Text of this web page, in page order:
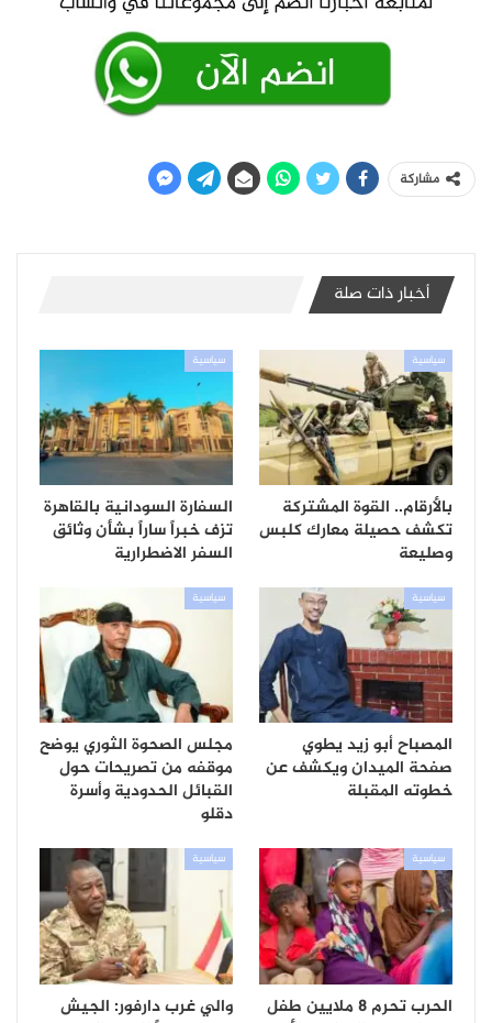
مشاركة
أخبار ذات صلة
سياسية
بالأرقام.. القوة المشتركة
تكشف حصيلة معارك كلبس
وصليعة
سياسية
السفارة السودانية بالقاهرة
تزف خبراً ساراً بشأن وثائق
السفر الاضطرارية
سياسية
المصباح أبو زيد يطوي
صفحة الميدان ويكشف عن
خطوته المقبلة
سياسية
مجلس الصحوة الثوري يوضح
موقفه من تصريحات حول
القبائل الحدودية وأسرة
دقلو
سياسية
الحرب تحرم 8 ملايين طفل
سياسية
والي غرب دارفور: الجيش